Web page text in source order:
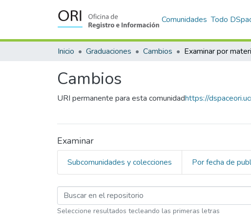
Comunidades Todo
Inicio Graduaciones Cambios Examinar por
Cambios
URI permanente para esta comunidadhttps://
Examinar
Subcomunidades y colecciones Por fecha de
Examinando Cambios
Seleccione resultados tecleando las primeras letras